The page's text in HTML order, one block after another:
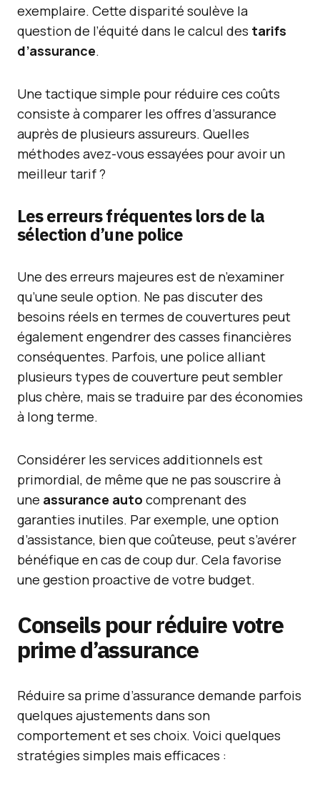
exemplaire. Cette disparité soulève la
question de l’équité dans le calcul des tarifs
d’assurance.
Une tactique simple pour réduire ces coûts
consiste à comparer les offres d’assurance
auprès de plusieurs assureurs. Quelles
méthodes avez-vous essayées pour avoir un
meilleur tarif ?
Les erreurs fréquentes lors de la
sélection d’une police
Une des erreurs majeures est de n’examiner
qu’une seule option. Ne pas discuter des
besoins réels en termes de couvertures peut
également engendrer des casses financières
conséquentes. Parfois, une police alliant
plusieurs types de couverture peut sembler
plus chère, mais se traduire par des économies
à long terme.
Considérer les services additionnels est
primordial, de même que ne pas souscrire à
une assurance auto comprenant des
garanties inutiles. Par exemple, une option
d’assistance, bien que coûteuse, peut s’avérer
bénéfique en cas de coup dur. Cela favorise
une gestion proactive de votre budget.
Conseils pour réduire votre
prime d’assurance
Réduire sa prime d’assurance demande parfois
quelques ajustements dans son
comportement et ses choix. Voici quelques
stratégies simples mais efficaces :